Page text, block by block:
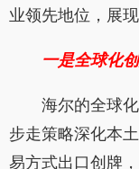
业领先地位，展
一是全球化
海尔的全球
步走策略深化本
易方式出口创牌